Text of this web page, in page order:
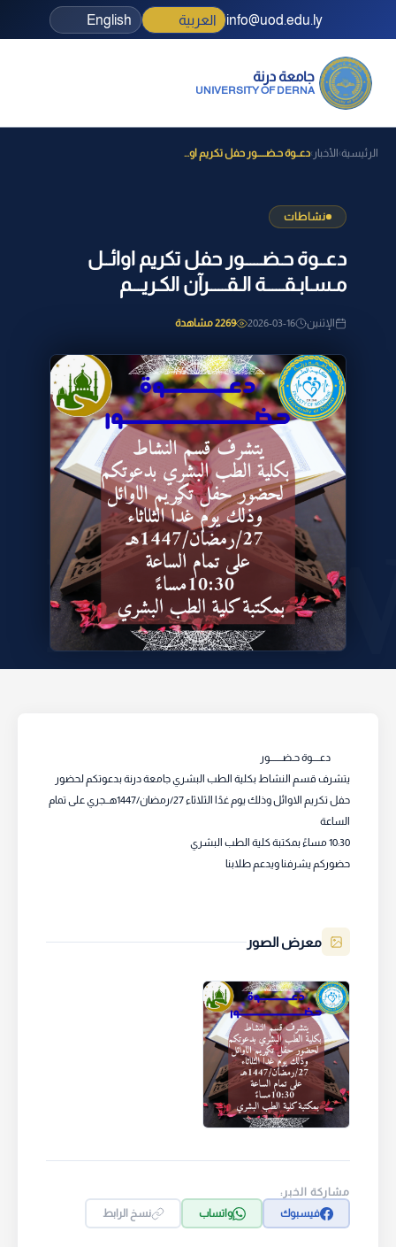
info@uod.edu.ly العربية English
جامعة درنة
UNIVERSITY OF DERNA
الرئيسية› الأخبار ›دعــوة حـضـــــور حفل تكريم او...
نشاطات
دعــوة حـضـــــور حفل تكريم اوائــل
مـسـابـقـــــة الـقـــــرآن الكـريـــم
الإثنين 2026-03-16 2269 مشاهدة
دعــــوة حـضـــــــور
يتشرف قسم النشاط بكلية الطب البشري جامعة درنة بدعوتكم لحضور
حفل تكريم الاوائل وذلك يوم غدًا الثلاثاء 27/رمضان/1447هــجري على تمام
الساعة
10:30 مساءً بمكتبة كلية الطب البشري
حضوركم يشرفنا ويدعم طلابنا
معرض الصور
مشاركة الخبر:
فيسبوك
واتساب نسخ الرابط